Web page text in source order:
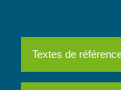
Textes de